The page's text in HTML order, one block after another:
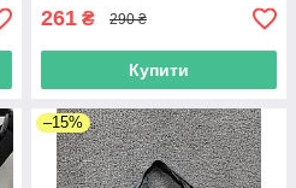
261 ₴ 290 ₴
Купити
–15%